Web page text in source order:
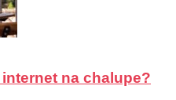
na chalupe?